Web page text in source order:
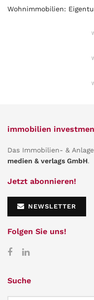
Wohnimmobilien:
immobilien
Das Immobilien- &
medien & verlags GmbH.
Jetzt abonnieren!
NEWSLETTER
Folgen Sie uns!
Suche